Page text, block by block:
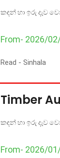
කඳන් හා ඉරු දැව
From- 2026/
Read - Sinhala
Timber
කඳන් හා ඉරු දැව
From- 2026/